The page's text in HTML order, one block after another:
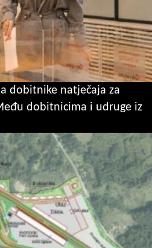
dobitnike natječaja za
dobitnicima i udruge iz